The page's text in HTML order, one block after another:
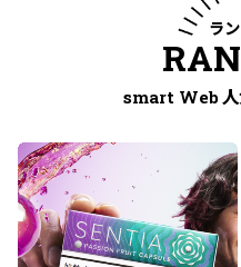
ラ
smart Web